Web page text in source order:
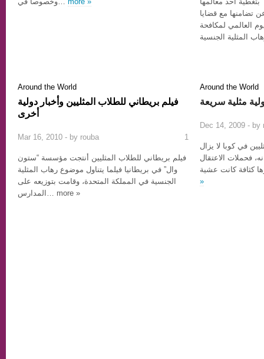
تضامنها مع قضايا
العالمي لمكافحة
المثلية الجنسية
Around the World
فيلم بريطاني للطلاب المثليين وأخبار دولية
أخرى
Mar 16, 2010 - by rouba 1
فيلم بريطاني للطلاب المثليين أنتجت مؤسسة “ستون
وال” في بريطانيا فيلما يتناول موضوع رهاب المثلية
الجنسية في المملكة المتحدة، وقامت بتوزيعه على
المدارس… more »
Around the World
مثلية سريعة
Dec 14, 2009 - by
في كوبا لا يزال
فحملات الاعتقال
»